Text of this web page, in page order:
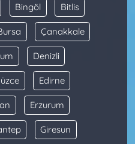
Bingöl Bitlis
Çanakkale
Denizli
Edirne
Erzurum
Giresun